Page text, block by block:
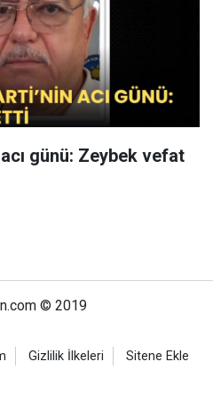
acı günü: Zeybek vefat
© 2019
Gizlilik İlkeleri Sitene Ekle